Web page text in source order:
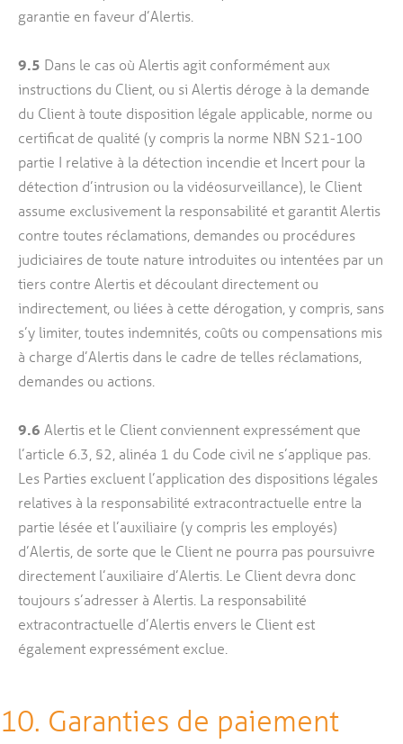
garantie en faveur d’Alertis.
9.5 Dans le cas où Alertis agit conformément aux
instructions du Client, ou si Alertis déroge à la demande
du Client à toute disposition légale applicable, norme ou
certificat de qualité (y compris la norme NBN S21-100
partie I relative à la détection incendie et Incert pour la
détection d’intrusion ou la vidéosurveillance), le Client
assume exclusivement la responsabilité et garantit Alertis
contre toutes réclamations, demandes ou procédures
judiciaires de toute nature introduites ou intentées par un
tiers contre Alertis et découlant directement ou
indirectement, ou liées à cette dérogation, y compris, sans
s’y limiter, toutes indemnités, coûts ou compensations mis
à charge d’Alertis dans le cadre de telles réclamations,
demandes ou actions.
9.6 Alertis et le Client conviennent expressément que
l’article 6.3, §2, alinéa 1 du Code civil ne s’applique pas.
Les Parties excluent l’application des dispositions légales
relatives à la responsabilité extracontractuelle entre la
partie lésée et l’auxiliaire (y compris les employés)
d’Alertis, de sorte que le Client ne pourra pas poursuivre
directement l’auxiliaire d’Alertis. Le Client devra donc
toujours s’adresser à Alertis. La responsabilité
extracontractuelle d’Alertis envers le Client est
également expressément exclue.
10. Garanties de paiement